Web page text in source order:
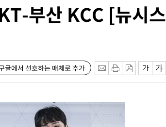
부산 KCC [뉴시스
글에서 선호하는 매체로 추가